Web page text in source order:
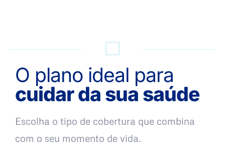
O plano ideal para
cuidar da sua saúde
Escolha o tipo de cobertura que combina
com o seu momento de vida.